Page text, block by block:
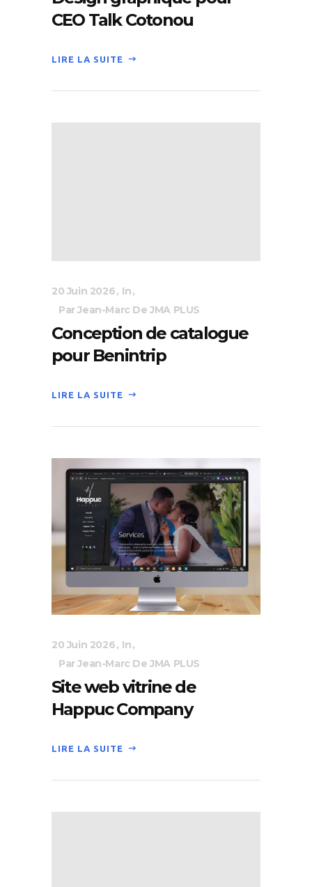
CEO Talk Cotonou
LIRE LA SUITE
20 Juin 2026
In
Par Jean-Marc De JMA PLUS
Conception de catalogue
pour Benintrip
LIRE LA SUITE
20 Juin 2026
In
Par Jean-Marc De JMA PLUS
Site web vitrine de
Happuc Company
LIRE LA SUITE